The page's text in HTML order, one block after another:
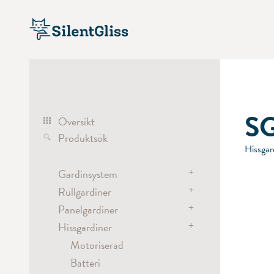
Översikt
Produktsök
Gardinsystem
+
Gardinskenor
Motoriserad
Manuell
Lina
Rumsavdelare
Rullgardiner
+
Rullgardiner
Motoriserad
Batteri
Kulkedja
Panelgardiner
+
Panelgardiner
Manuell / Dragstav
Motoriserad
Hissgardiner
+
Motoriserad
Batteri